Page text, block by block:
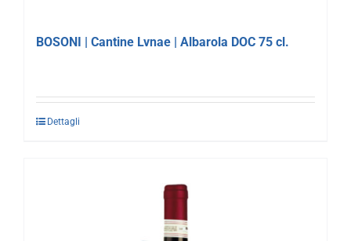
BOSONI | Cantine Lvnae | Albarola DOC 75 cl.
Dettagli